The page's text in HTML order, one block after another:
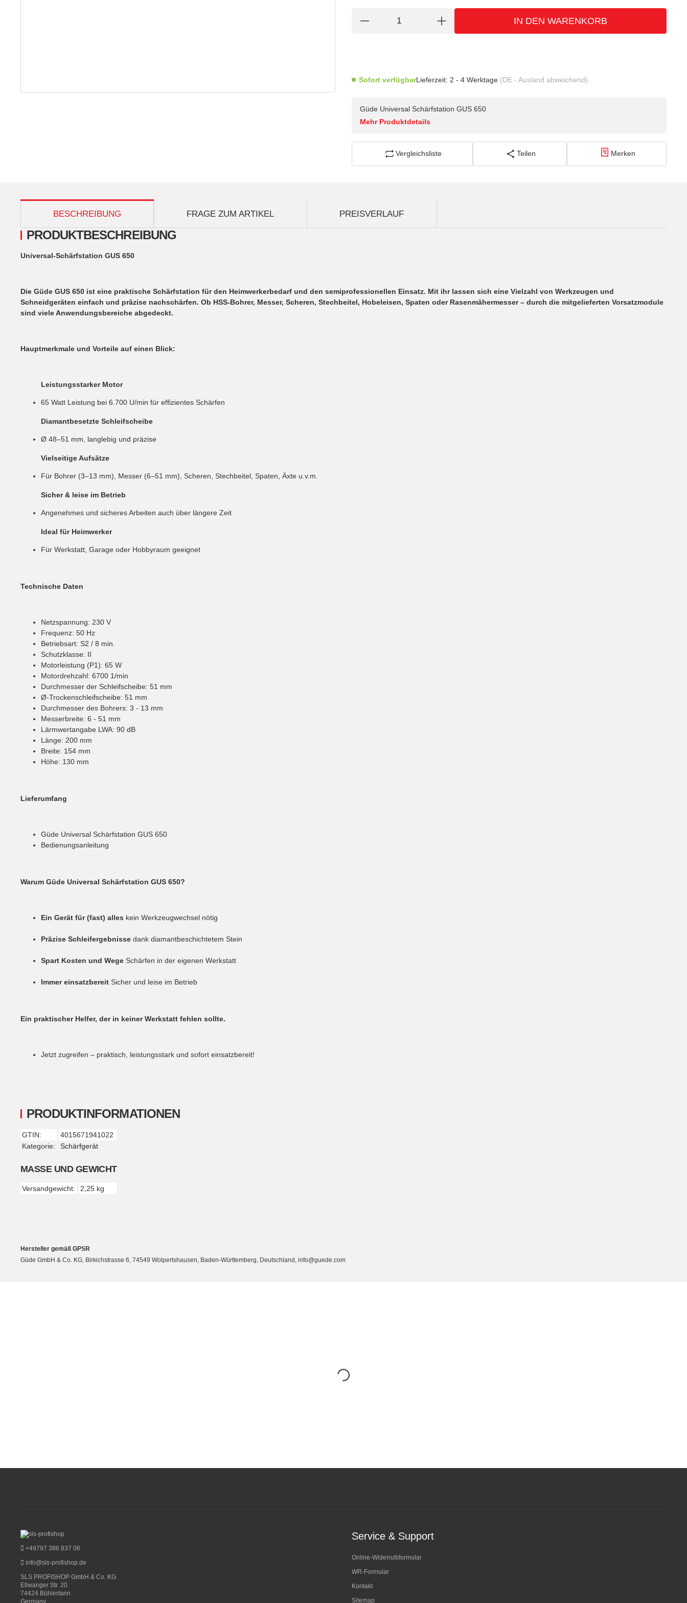
IN DEN WARENKORB
Sofort verfügbarLieferzeit: 2 - 4 Werktage (DE - Ausland abweichend)
Güde Universal Schärfstation GUS 650
Mehr Produktdetails
Vergleichsliste Teilen Merken
weitere Registerkarten anzeigen
BESCHREIBUNG FRAGE ZUM ARTIKEL PREISVERLAUF
PRODUKTINFORMATIONEN
GTIN:
4015671941022
Kategorie:
Schärfgerät
MASSE UND GEWICHT
Versandgewicht: 2,25 kg
PRODUKTBESCHREIBUNG
Universal-Schärfstation GUS 650
Die Güde GUS 650 ist eine praktische Schärfstation für den Heimwerkerbedarf und den semiprofessionellen Einsatz. Mit ihr lassen sich eine Vielzahl von Werkzeugen und
Schneidgeräten einfach und präzise nachschärfen. Ob HSS-Bohrer, Messer, Scheren, Stechbeitel, Hobeleisen, Spaten oder Rasenmähermesser – durch die mitgelieferten Vorsatzmodule
sind viele Anwendungsbereiche abgedeckt.
Hauptmerkmale und Vorteile auf einen Blick:
Leistungsstarker Motor
65 Watt Leistung bei 6.700 U/min für effizientes Schärfen
Diamantbesetzte Schleifscheibe
Ø 48–51 mm, langlebig und präzise
Vielseitige Aufsätze
Für Bohrer (3–13 mm), Messer (6–51 mm), Scheren, Stechbeitel, Spaten, Äxte u.v.m.
Sicher & leise im Betrieb
Angenehmes und sicheres Arbeiten auch über längere Zeit
Ideal für Heimwerker
Für Werkstatt, Garage oder Hobbyraum geeignet
Technische Daten
Netzspannung: 230 V
Frequenz: 50 Hz
Betriebsart: S2 / 8 min.
Schutzklasse: II
Motorleistung (P1): 65 W
Motordrehzahl: 6700 1/min
Durchmesser der Schleifscheibe: 51 mm
Ø-Trockenschleifscheibe: 51 mm
Durchmesser des Bohrers: 3 - 13 mm
Messerbreite: 6 - 51 mm
Lärmwertangabe LWA: 90 dB
Länge: 200 mm
Breite: 154 mm
Höhe: 130 mm
Lieferumfang
Güde Universal Schärfstation GUS 650
Bedienungsanleitung
Warum Güde Universal Schärfstation GUS 650?
Ein Gerät für (fast) alles kein Werkzeugwechsel nötig
Präzise Schleifergebnisse dank diamantbeschichtetem Stein
Spart Kosten und Wege Schärfen in der eigenen Werkstatt
Immer einsatzbereit Sicher und leise im Betrieb
Ein praktischer Helfer, der in keiner Werkstatt fehlen sollte.
Jetzt zugreifen – praktisch, leistungsstark und sofort einsatzbereit!
Hersteller gemäß GPSR
Güde GmbH & Co. KG, Birkichstrasse 6, 74549 Wolpertshausen, Baden-Württemberg, Deutschland, info@guede.com
+49797 386 837 06
info@sls-profishop.de
SLS PROFISHOP GmbH & Co. KG
Ellwanger Str. 20
74424 Bühlertann
Service & Support
Online-Widerrufsformular
WR-Formular
Kontakt
Sitemap